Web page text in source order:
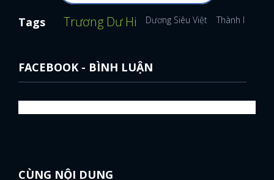
Tags Trương Dư Hi Dương Siêu Việt Thành Nghị
FACEBOOK - BÌNH LUẬN
CÙNG NỘI DUNG